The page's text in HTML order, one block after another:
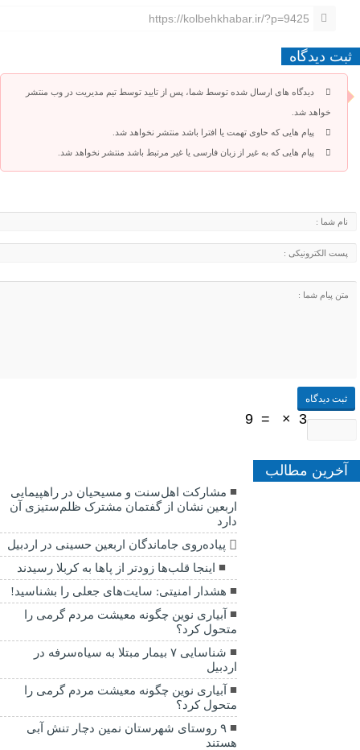
https://kolbehkhabar.ir/?p=9425
ثبت دیدگاه
دیدگاه های ارسال شده توسط شما، پس از تایید توسط تیم مدیریت در وب منتشر
خواهد شد.
پیام هایی که حاوی تهمت یا افترا باشد منتشر نخواهد شد.
پیام هایی که به غیر از زبان فارسی یا غیر مرتبط باشد منتشر نخواهد شد.
3
×
=
9
آخرین مطالب
مشارکت اهل‌سنت و مسیحیان در راهپیمایی
اربعین نشان از گفتمان مشترک ظلم‌ستیزی آن
دارد
پیاده‌روی جاماندگان اربعین حسینی در اردبیل
اینجا قلب‌ها زودتر از پاها به کربلا رسیدند
هشدار امنیتی: سایت‌های جعلی را بشناسید!
آبیاری نوین چگونه معیشت مردم گرمی را
متحول کرد؟
شناسایی ۷ بیمار مبتلا به سیاه‌سرفه در
اردبیل
آبیاری نوین چگونه معیشت مردم گرمی را
متحول کرد؟
۹ روستای شهرستان نمین دچار تنش آبی
هستند